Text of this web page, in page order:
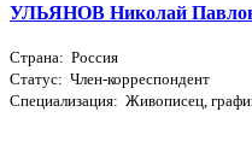
УЛЬЯНОВ Николай
Страна: Россия
Статус: Член-корреспондент
Специализация: Живописец,